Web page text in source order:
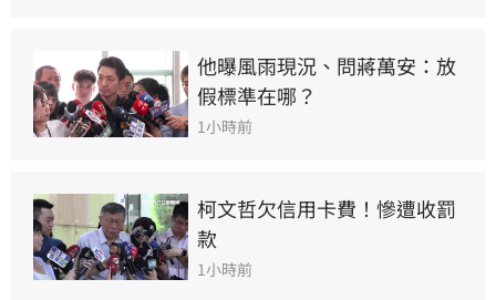
他曝風雨現況、問蔣萬安：放
假標準在哪？
1小時前
柯文哲欠信用卡費！慘遭收罰
款
1小時前